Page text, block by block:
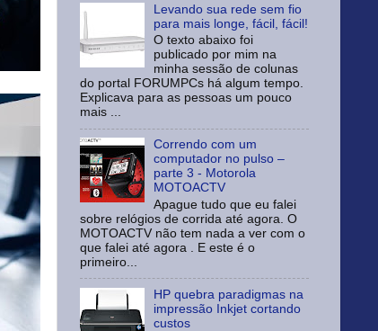
Levando sua rede sem fio
para mais longe, fácil, fácil!
O texto abaixo foi
publicado por mim na
minha sessão de colunas
do portal FORUMPCs há algum tempo.
Explicava para as pessoas um pouco
mais ...
Correndo com um
computador no pulso –
parte 3 - Motorola
MOTOACTV
Apague tudo que eu falei
sobre relógios de corrida até agora. O
MOTOACTV não tem nada a ver com o
que falei até agora . E este é o
primeiro...
HP quebra paradigmas na
impressão Inkjet cortando
custos